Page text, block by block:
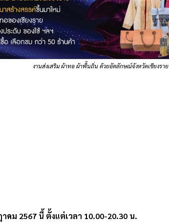
งานส่งเสริม ผ้าทอ ผ้าพื้นถิ่น ด้วยอัตลักษณ์จังหวัดเชียงราย
คม 2567 นี้ ตั้งแต่เวลา 10.00-20.30 น.